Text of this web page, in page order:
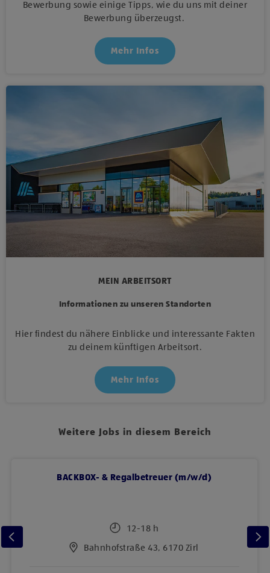
Bewerbung sowie einige Tipps, wie du uns mit deiner
Bewerbung überzeugst.
Mehr Infos
MEIN ARBEITSORT
Informationen zu unseren Standorten
Hier findest du nähere Einblicke und interessante Fakten
zu deinem künftigen Arbeitsort.
Mehr Infos
Weitere Jobs in diesem Bereich
BACKBOX- & Regalbetreuer (m/w/d)
12-18 h
Bahnhofstraße 43, 6170 Zirl